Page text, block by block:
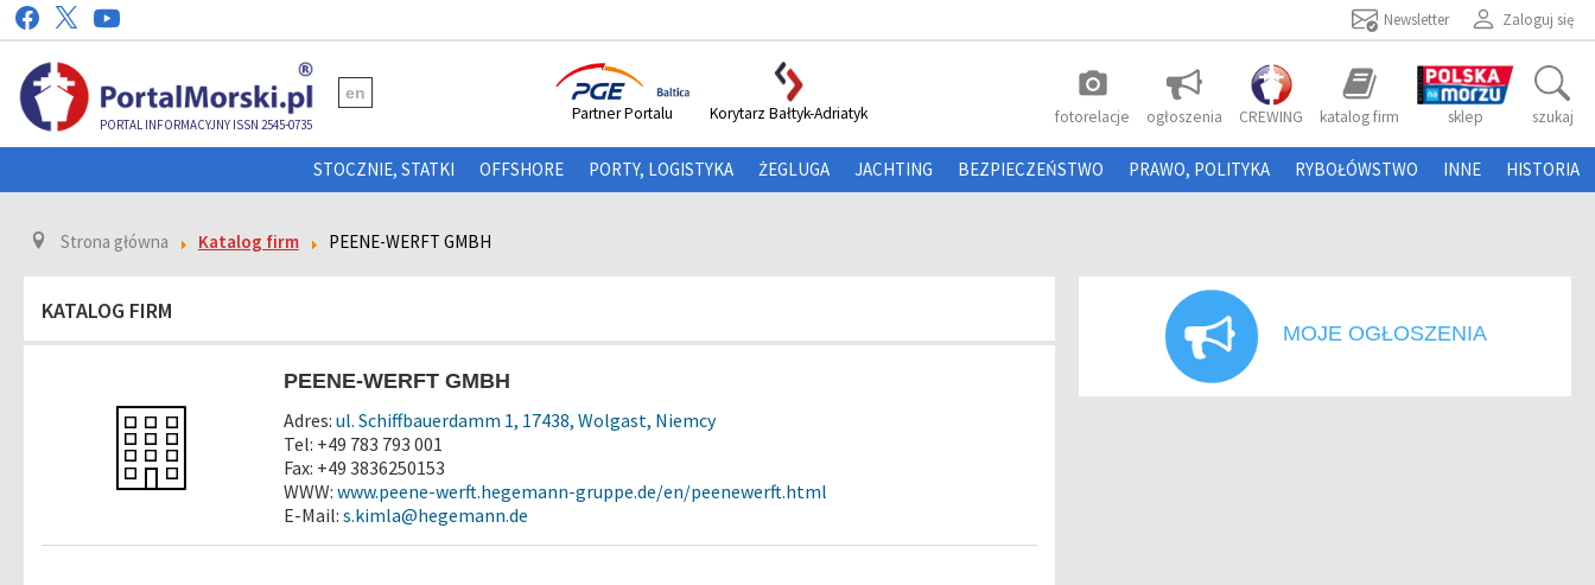
Zaloguj się
Newsletter
PORTAL INFORMACYJNY ISSN 2545-0735
en photo_camera
fotorelacje ogłoszenia CREWING katalog firm sklep szukaj
Partner Portalu Korytarz Bałtyk-Adriatyk
STOCZNIE, STATKI OFFSHORE PORTY, LOGISTYKA ŻEGLUGA JACHTING BEZPIECZEŃSTWO PRAWO, POLITYKA RYBOŁÓWSTWO INNE HISTORIA
Strona główna Katalog firm PEENE-WERFT GMBH
KATALOG FIRM
PEENE-WERFT GMBH
Adres: ul. Schiffbauerdamm 1, 17438, Wolgast, Niemcy
Tel: +49 783 793 001
Fax: +49 3836250153
WWW:www.peene-werft.hegemann-gruppe.de/en/peenewerft.html
E-Mail:s.kimla@hegemann.de
MOJE OGŁOSZENIA